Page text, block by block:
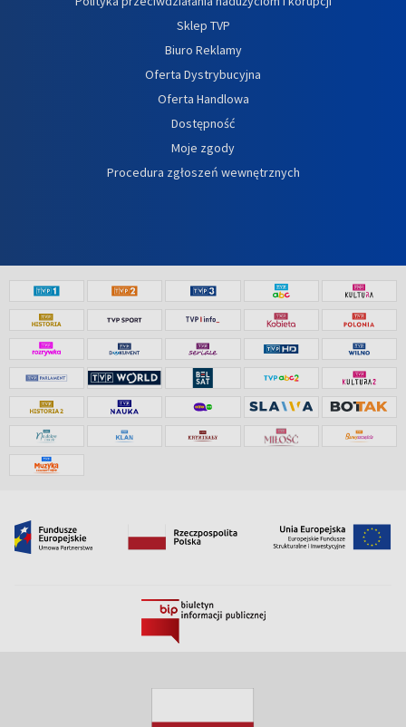
Sklep TVP
Biuro Reklamy
Oferta Dystrybucyjna
Oferta Handlowa
Dostępność
Moje zgody
Procedura zgłoszeń wewnętrznych